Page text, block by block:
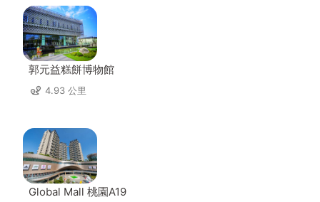
郭元益糕餅博物館
4.93 公里
Global Mall 桃園A19